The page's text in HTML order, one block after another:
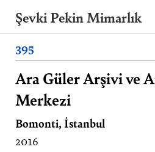
Şevki Pekin Mimarlık
mimarlık ofisini, 2020 yılından
Ömer Pekin yönetmektedir.
Projeler
Hakkımızda
Yayınlar
395
Ara Güler Arşivi ve
Merkezi
Bomonti, İstanbul
2016